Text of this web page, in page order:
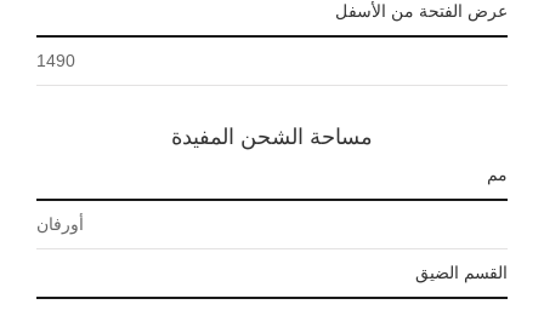
عرض الفتحة من الأسفل
1490
مساحة الشحن المفيدة
مم
أورفان
القسم الضيق